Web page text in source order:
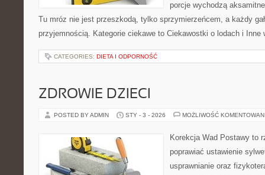
porcje wychodzą
Tu mróz nie jest przeszkodą, tylko sprzymierzeńcem, a każdy
przyjemnością. Kategorie ciekawe to Ciekawostki o lodach i
CATEGORIES: DIETA I ODPORNOŚĆ
ZDROWIE DZIECI
POSTED BY ADMIN STY - 3 - 2026 MOŻLIWOŚĆ
Korekcja Wad Postawy to
poprawiać ustawienie
usprawnianie oraz